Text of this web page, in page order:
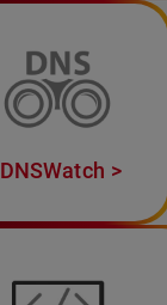
DNSWatch